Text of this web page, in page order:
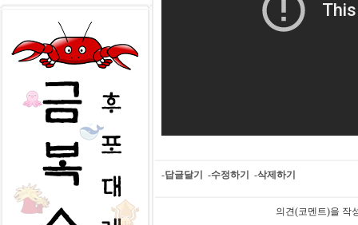
-답글달기 -수정하기 -삭제하기
의견(코멘트)을 작